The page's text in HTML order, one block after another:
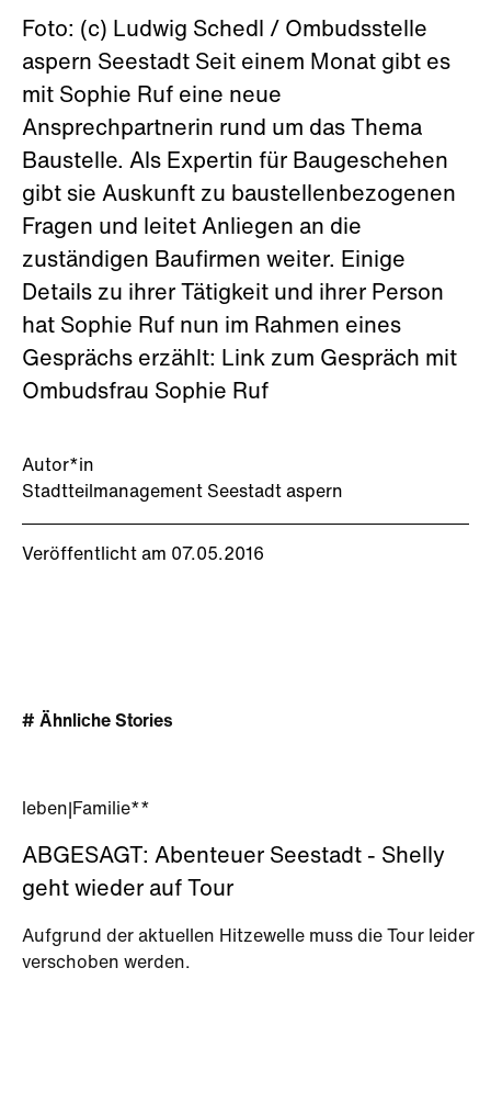
Autor*in
Stadtteilmanagement Seestadt aspern
Veröffentlicht am 07.05.2016
Foto: (c) Ludwig Schedl / Ombudsstelle
aspern Seestadt Seit einem Monat gibt es
mit Sophie Ruf eine neue
Ansprechpartnerin rund um das Thema
Baustelle. Als Expertin für Baugeschehen
gibt sie Auskunft zu baustellenbezogenen
Fragen und leitet Anliegen an die
zuständigen Baufirmen weiter. Einige
Details zu ihrer Tätigkeit und ihrer Person
hat Sophie Ruf nun im Rahmen eines
Gesprächs erzählt: Link zum Gespräch mit
Ombudsfrau Sophie Ruf
# Ähnliche Stories
leben Familie**
ABGESAGT: Abenteuer Seestadt - Shelly
geht wieder auf Tour
Aufgrund der aktuellen Hitzewelle muss die Tour leider
verschoben werden.